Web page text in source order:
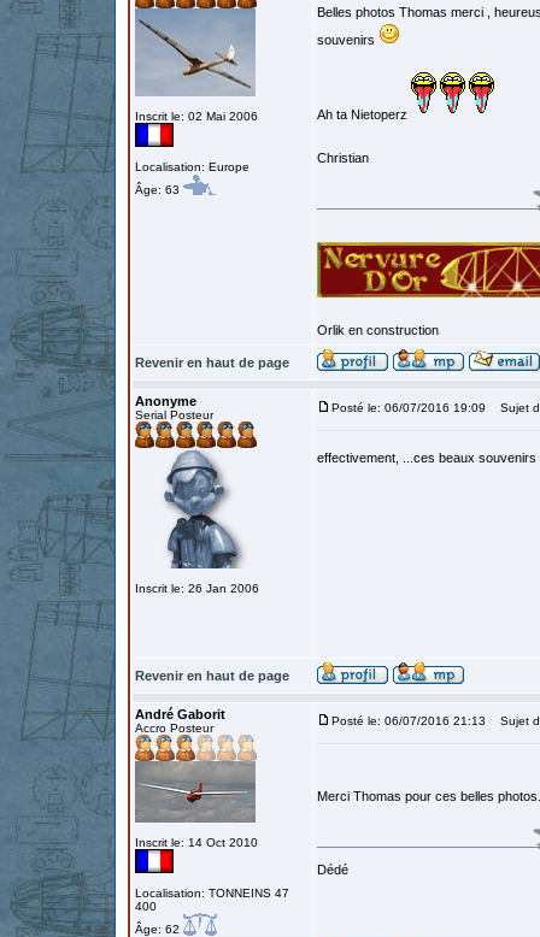
Inscrit le: 02 Mai 2006
Localisation: Europe
Âge: 63
Belles photos Thomas merci ,
souvenirs
Ah ta Nietoperz
Christian
Orlik en construction
Revenir en haut de page
Anonyme
Serial Posteur
Inscrit le: 26 Jan 2006
Posté le: 06/07/2016 19:09 Sujet
effectivement, ...ces beaux
Revenir en haut de page
André Gaborit
Accro Posteur
Inscrit le: 14 Oct 2010
Localisation: TONNEINS 47
400
Âge: 62
Posté le: 06/07/2016 21:13 Sujet
Merci Thomas pour ces belles
Dédé